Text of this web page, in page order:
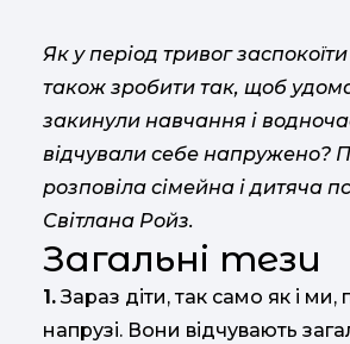
Як у період тривог заспокоїти
також зробити так, щоб
закинули навчання і
відчували себе напружено?
розповіла сімейна і дитяча
Світлана Ройз.
Загальні тези
1.Зараз діти, так само як і ми,
напрузі. Вони відчувають